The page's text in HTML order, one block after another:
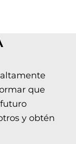
que
y obtén